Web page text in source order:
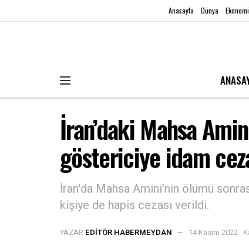
Anasayfa Dünya Ekonomi
İran’daki Mahsa
göstericiye idam
İran'da Mahsa Amini’nin ölümü
kişiye de hapis cezası verildi.
YAZAR EDITÖR HABERMEYDAN 14 Kasım 2022